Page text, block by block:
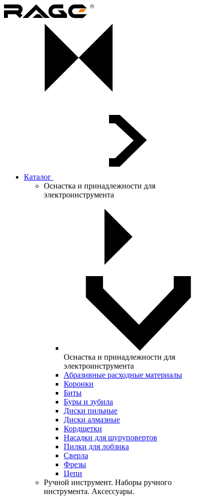
Каталог
Оснастка и принадлежности для
электроинструмента
Оснастка и принадлежности для
электроинструмента
Абразивные расходные материалы
Коронки
Биты
Буры и зубила
Диски пильные
Диски алмазные
Кордщетки
Насадки для шуруповертов
Пилки для лобзика
Сверла
Фрезы
Цепи
Ручной инструмент. Наборы ручного
инструмента. Аксессуары.